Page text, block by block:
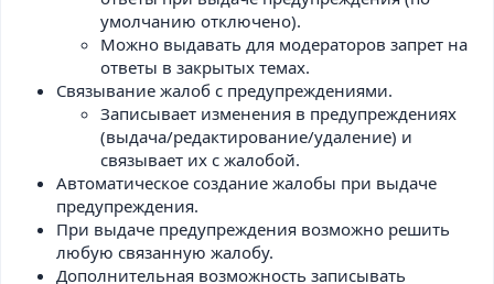
умолчанию отключено).
Можно выдавать для модераторов запрет на
ответы в закрытых темах.
Связывание жалоб с предупреждениями.
Записывает изменения в предупреждениях
(выдача/редактирование/удаление) и
связывает их с жалобой.
Автоматическое создание жалобы при выдаче
предупреждения.
При выдаче предупреждения возможно решить
любую связанную жалобу.
Дополнительная возможность записывать